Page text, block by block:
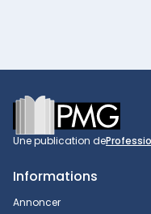
Footer
Une publication de
Informations
Annoncer